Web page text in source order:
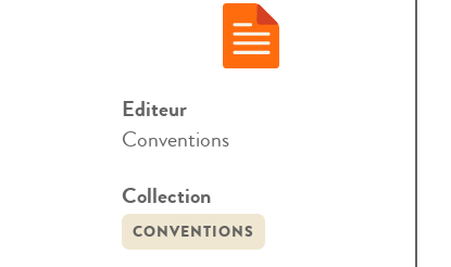
Editeur
Conventions
Collection
CONVENTIONS